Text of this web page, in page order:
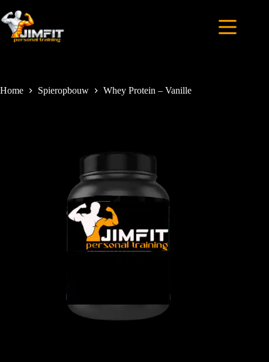
Home Spieropbouw Whey Protein – Vanille